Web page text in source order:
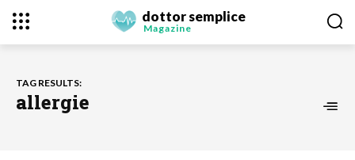
dottor semplice
Magazine
TAG RESULTS:
allergie